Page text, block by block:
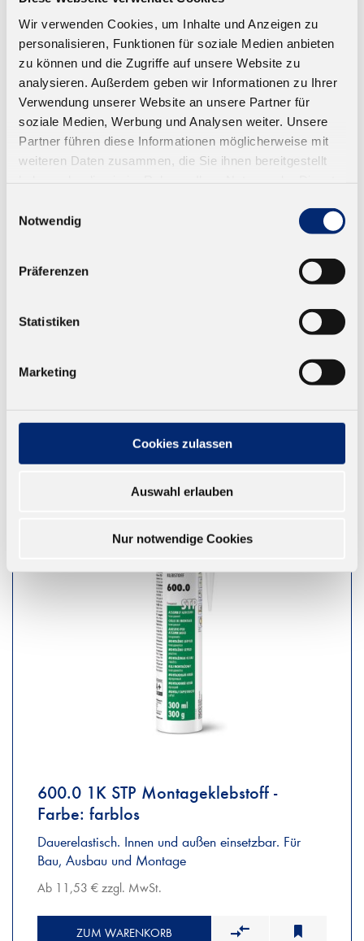
Wir verwenden Cookies, um Inhalte und Anzeigen zu
personalisieren, Funktionen für soziale Medien anbieten
zu können und die Zugriffe auf unsere Website zu
analysieren. Außerdem geben wir Informationen zu Ihrer
Verwendung unserer Website an unsere Partner für
soziale Medien, Werbung und Analysen weiter. Unsere
Partner führen diese Informationen möglicherweise mit
weiteren Daten zusammen, die Sie ihnen bereitgestellt
Notwendig
Präferenzen
Statistiken
Marketing
Cookies zulassen
Auswahl erlauben
Nur notwendige Cookies
569.0 1K PUR Montageklebstoff D4
Feuchtigkeitshärtender Bauklebstoff. Geprüft nach
EN 14257 (Watt 91). Farbe: transparent-opak.
600.0 1K STP Montageklebstoff -
Farbe: farblos
Dauerelastisch. Innen und außen einsetzbar. Für
Bau, Ausbau und Montage
Ab 11,53 € zzgl. MwSt.
ZUM WARENKORB